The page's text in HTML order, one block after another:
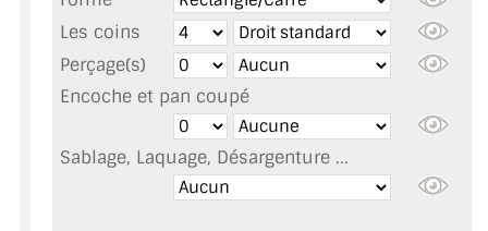
MIROIR DÉCORATIF DE COULEUR
LOTS DE MIROIRS EN MOZAÏQUE
MIROIR POUR PORTE
Les coins
Perçage(s)
Encoche et pan coupé
Sablage, Laquage, Désargenture ...